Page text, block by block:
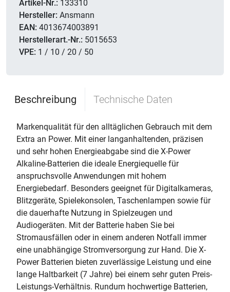
Artikel-Nr.: 133310
Hersteller: Ansmann
EAN: 4013674003891
Herstellerart.-Nr.: 5015653
VPE: 1 / 10 / 20 / 50
Beschreibung Technische Daten
Markenqualität für den alltäglichen Gebrauch mit dem
Extra an Power. Mit einer langanhaltenden, präzisen
und sehr hohen Energieabgabe sind die X-Power
Alkaline-Batterien die ideale Energiequelle für
anspruchsvolle Anwendungen mit hohem
Energiebedarf. Besonders geeignet für Digitalkameras,
Blitzgeräte, Spielekonsolen, Taschenlampen sowie für
die dauerhafte Nutzung in Spielzeugen und
Audiogeräten. Mit der Batterie haben Sie bei
Stromausfällen oder in einem anderen Notfall immer
eine unabhängige Stromversorgung zur Hand. Die X-
Power Batterien bieten zuverlässige Leistung und eine
lange Haltbarkeit (7 Jahre) bei einem sehr guten Preis-
Leistungs-Verhältnis. Rundum hochwertige Batterien,